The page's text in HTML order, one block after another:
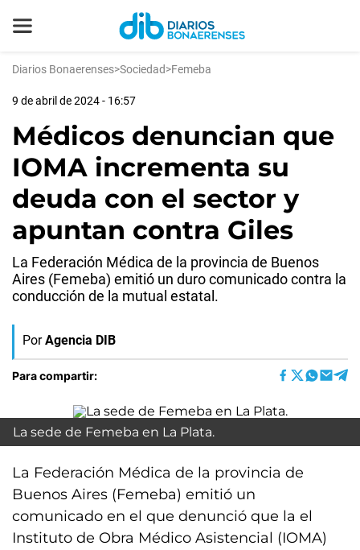
Diarios Bonaerenses>Sociedad>Femeba
9 de abril de 2024 - 16:57
Médicos denuncian que
IOMA incrementa su
deuda con el sector y
apuntan contra Giles
La Federación Médica de la provincia de Buenos
Aires (Femeba) emitió un duro comunicado contra la
conducción de la mutual estatal.
Por Agencia DIB
Para compartir:
La sede de Femeba en La Plata.
La Federación Médica de la provincia de
Buenos Aires (Femeba) emitió un
comunicado en el que denunció que la el
Instituto de Obra Médico Asistencial (IOMA)